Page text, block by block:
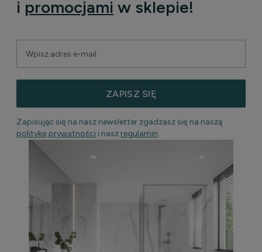
i promocjami w sklepie!
ZAPISZ SIĘ
Zapisując się na nasz newsletter zgadzasz się na naszą
politykę prywatności i nasz regulamin.